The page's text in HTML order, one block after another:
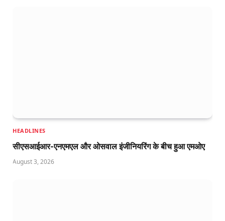
HEADLINES
सीएसआईआर-एनएमएल और ओसवाल इंजीनियरिंग के बीच हुआ एमओए
August 3, 2026